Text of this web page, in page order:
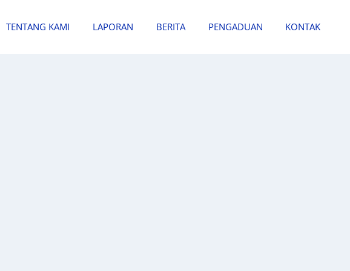
TENTANG KAMI LAPORAN BERITA PENGADUAN KONTAK